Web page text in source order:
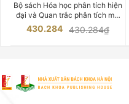
Bộ sách Hóa học phân tích hiện
đại và Quan trắc phân tích môi
trường của Cố Giáo sư, Tiến sĩ
Phạm Luận là một trong những
vực Hóa học phân tích tại Việt
Nam hiện nay. Bộ sách mang
đến một hệ thống tri thức hoàn
430.284 430.284₫